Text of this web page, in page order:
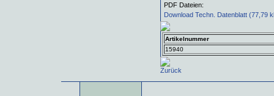
PDF Dateien:
Download Techn. Datenblatt (77,79
Artikelnummer
15940
Zurück